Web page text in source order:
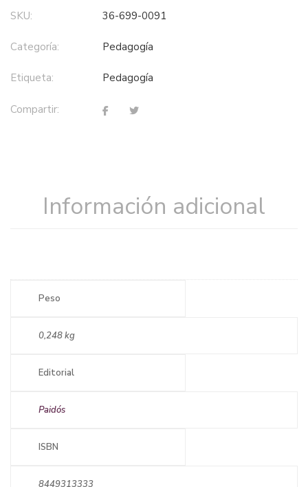
SKU: 36-699-0091
Categoría: pedagogía
Etiqueta: pedagogía
Compartir:
Información adicional
Peso
0,248 kg
Editorial
Paidós
ISBN
8449313333